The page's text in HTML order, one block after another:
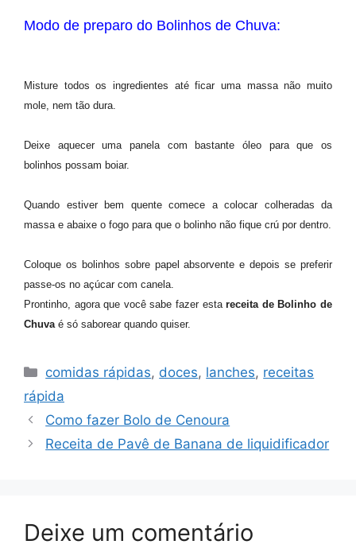
Modo de preparo do Bolinhos de Chuva:
Misture todos os ingredientes até ficar uma massa não muito
mole, nem tão dura.
Deixe aquecer uma panela com bastante óleo para que os
bolinhos possam boiar.
Quando estiver bem quente comece a colocar colheradas da
massa e abaixe o fogo para que o bolinho não fique crú por dentro.
Coloque os bolinhos sobre papel absorvente e depois se preferir
passe-os no açúcar com canela.
Prontinho, agora que você sabe fazer estareceita de Bolinho de
Chuva é só saborear quando quiser.
Categorias
comidas rápidas, doces, lanches, receitas
rápida
Como fazer Bolo de Cenoura
Receita de Pavê de Banana de liquidificador
Deixe um comentário